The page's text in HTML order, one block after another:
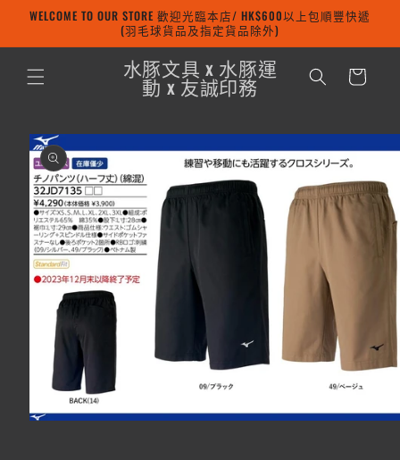
跳至內容
WELCOME TO OUR STORE 歡迎光臨本店/ HK$600以上包順豐快遞
(羽毛球貨品及指定貨品除外)
水豚文具 x 水豚運
動 x 友誠印務
物
略過產品
資訊